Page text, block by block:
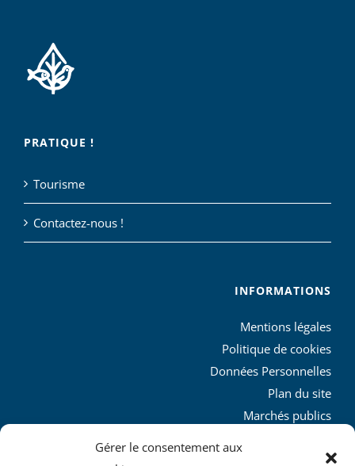
Gérer le consentement aux
PRATIQUE !
Tourisme
Contactez-nous !
INFORMATIONS
Mentions légales
Politique de cookies
Données Personnelles
Plan du site
Marchés publics
L’agglo recrute